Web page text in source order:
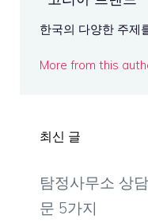
한국의 다양한 주제
More from this
최신 글
탐정사무소 상
문 5가지